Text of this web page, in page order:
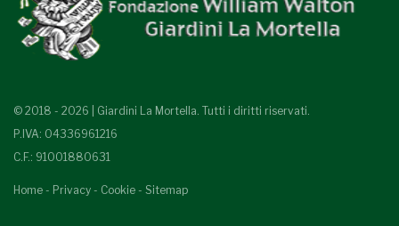
© 2018 - 2026 | Giardini La Mortella. Tutti i diritti riservati.
P.IVA: 04336961216
C.F.: 91001880631
Home - Privacy - Cookie - Sitemap